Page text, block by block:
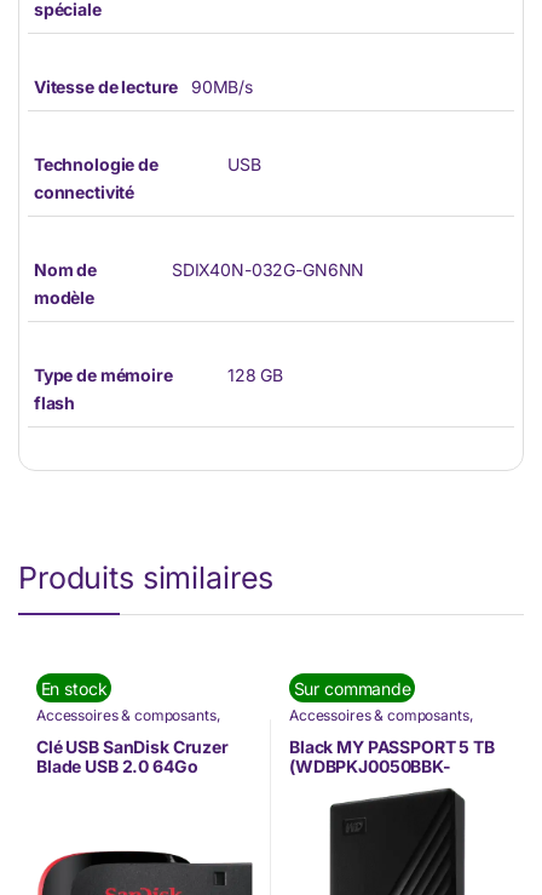
spéciale
Vitesse de lecture 90MB/s
Technologie de
connectivité
USB
Nom de
modèle
SDIX40N-032G-GN6NN
Type de mémoire
flash
128 GB
Produits similaires
En stock
Accessoires & composants,
Nos Marques,
Sandisk
Clé USB SanDisk Cruzer
Blade USB 2.0 64Go
Sur commande
Accessoires & composants,
Nos Marques,
Western Digital
Black MY PASSPORT 5 TB
(WDBPKJ0050BBK-